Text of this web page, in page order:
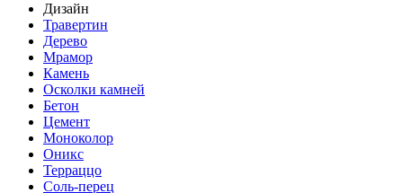
Дизайн
Травертин
Дерево
Мрамор
Камень
Осколки камней
Бетон
Цемент
Моноколор
Оникс
Терраццо
Соль-перец